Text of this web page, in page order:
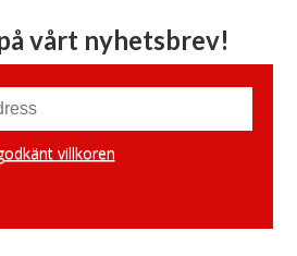
vårt nyhetsbrev!
villkoren